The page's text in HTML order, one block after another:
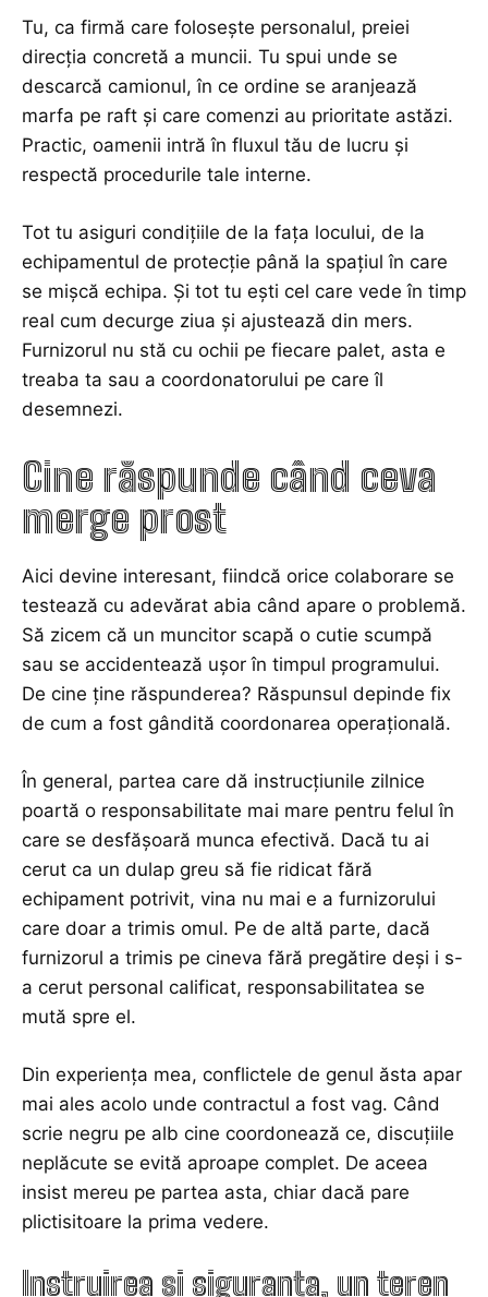
Tu, ca firmă care folosește personalul, preiei
direcția concretă a muncii. Tu spui unde se
descarcă camionul, în ce ordine se aranjează
marfa pe raft și care comenzi au prioritate astăzi.
Practic, oamenii intră în fluxul tău de lucru și
respectă procedurile tale interne.
Tot tu asiguri condițiile de la fața locului, de la
echipamentul de protecție până la spațiul în care
se mișcă echipa. Și tot tu ești cel care vede în timp
real cum decurge ziua și ajustează din mers.
Furnizorul nu stă cu ochii pe fiecare palet, asta e
treaba ta sau a coordonatorului pe care îl
desemnezi.
Cine răspunde când ceva
merge prost
Aici devine interesant, fiindcă orice colaborare se
testează cu adevărat abia când apare o problemă.
Să zicem că un muncitor scapă o cutie scumpă
sau se accidentează ușor în timpul programului.
De cine ține răspunderea? Răspunsul depinde fix
de cum a fost gândită coordonarea operațională.
În general, partea care dă instrucțiunile zilnice
poartă o responsabilitate mai mare pentru felul în
care se desfășoară munca efectivă. Dacă tu ai
cerut ca un dulap greu să fie ridicat fără
echipament potrivit, vina nu mai e a furnizorului
care doar a trimis omul. Pe de altă parte, dacă
furnizorul a trimis pe cineva fără pregătire deși i s-
a cerut personal calificat, responsabilitatea se
mută spre el.
Din experiența mea, conflictele de genul ăsta apar
mai ales acolo unde contractul a fost vag. Când
scrie negru pe alb cine coordonează ce, discuțiile
neplăcute se evită aproape complet. De aceea
insist mereu pe partea asta, chiar dacă pare
plictisitoare la prima vedere.
Instruirea și siguranța, un teren